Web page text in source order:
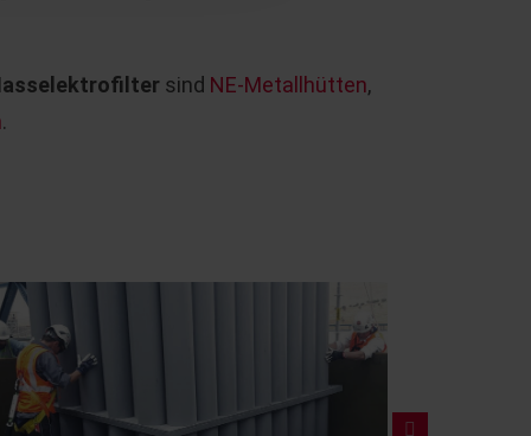
sind NE-Metallhütten,
.